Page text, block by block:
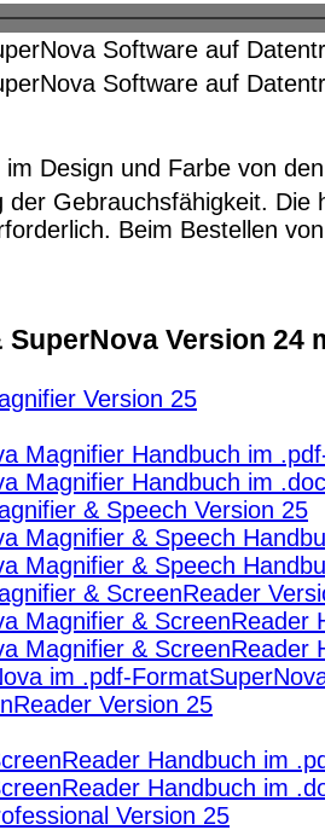
Software auf
Software auf
im Design und Farbe von
der Gebrauchsfähigkeit.
Beim Bestellen
Version 24
Version 25
Magnifier Handbuch im
Magnifier Handbuch im
& Speech Version 25
Magnifier & Speech
Magnifier & Speech
& ScreenReader
Magnifier & ScreenReader
Magnifier & ScreenReader
im .pdf-Format
Version 25
Handbuch im
Handbuch im
Version 25